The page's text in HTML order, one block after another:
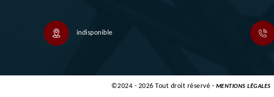
indisponible
©2024 - 2026 Tout droit réservé - MENTIONS LÉGALES